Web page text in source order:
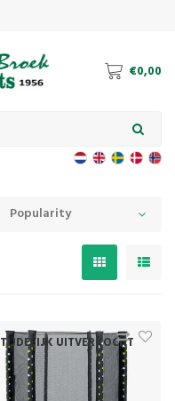
€0,00
Popularity
TIJDELIJK UITVERKOCHT